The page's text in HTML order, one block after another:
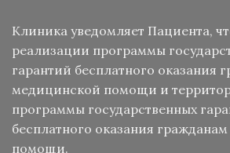
Клиника уведомляет Пациента,
реализации программы
гарантий бесплатного оказания
медицинской помощи и
программы государственных
бесплатного оказания
помощи.